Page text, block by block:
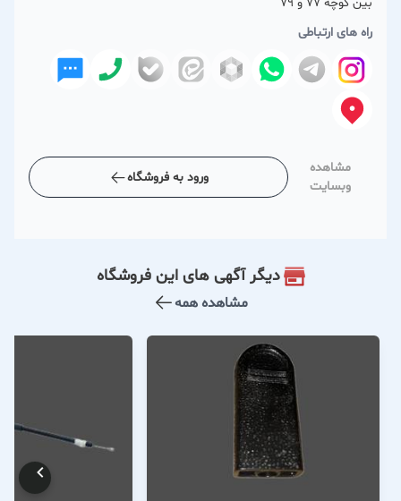
راه های ارتباطی
مشاهده
وبسایت
ورود به فروشگاه
دیگر آگهی های این فروشگاه
مشاهده همه